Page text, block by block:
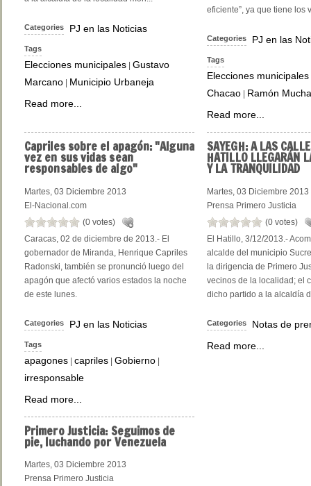
Categories PJ en las Noticias
Tags
Elecciones municipales Gustavo
Marcano
Municipio Urbaneja
Read more...
eficiente”, ya que tiene los
Categories PJ en las
Tags
Elecciones municipales
Chacao
Ramón
Read more...
Caprilessobre el apagón: "Alguna
vez en sus vidas sean
responsables de algo"
Martes, 03 Diciembre 2013
El-Nacional.com
(0 votes)
Caracas, 02 de diciembre de 2013.- El
gobernador de Miranda, Henrique Capriles
Radonski, también se pronunció luego del
apagón que afectó varios estados la noche
de este lunes.
Categories PJ en las Noticias
Tags
apagones | capriles | Gobierno |
irresponsable
Read more...
SAYEGH:A LAS
HATILLO LLEGARÁN
Y LA TRANQUILIDAD
Martes, 03 Diciembre 2013
Prensa Primero Justicia
(0 votes)
El Hatillo, 3/12/2013.-
alcalde del municipio
la dirigencia de Primero
vecinos de la localidad; el
dicho partido a la alcaldía
Categories
Notas de
Read more...
PrimeroJusticia: Seguimos de
pie, luchando por Venezuela
Martes, 03 Diciembre 2013
Prensa Primero Justicia